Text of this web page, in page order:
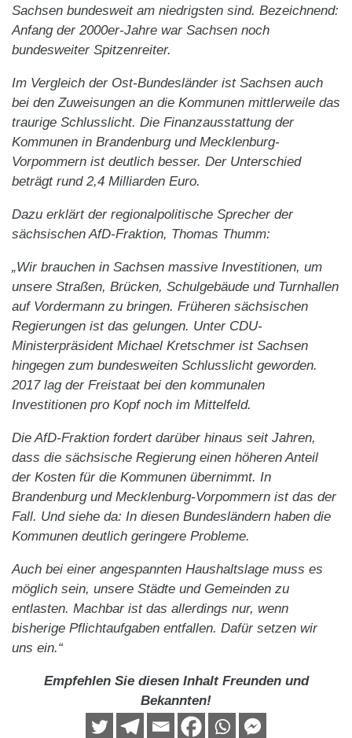
Sachsen bundesweit am niedrigsten sind. Bezeichnend:
Anfang der 2000er-Jahre war Sachsen noch
bundesweiter Spitzenreiter.
Im Vergleich der Ost-Bundesländer ist Sachsen auch
bei den Zuweisungen an die Kommunen mittlerweile das
traurige Schlusslicht. Die Finanzausstattung der
Kommunen in Brandenburg und Mecklenburg-
Vorpommern ist deutlich besser. Der Unterschied
beträgt rund 2,4 Milliarden Euro.
Dazu erklärt der regionalpolitische Sprecher der
sächsischen AfD-Fraktion, Thomas Thumm:
„Wir brauchen in Sachsen massive Investitionen, um
unsere Straßen, Brücken, Schulgebäude und Turnhallen
auf Vordermann zu bringen. Früheren sächsischen
Regierungen ist das gelungen. Unter CDU-
Ministerpräsident Michael Kretschmer ist Sachsen
hingegen zum bundesweiten Schlusslicht geworden.
2017 lag der Freistaat bei den kommunalen
Investitionen pro Kopf noch im Mittelfeld.
Die AfD-Fraktion fordert darüber hinaus seit Jahren,
dass die sächsische Regierung einen höheren Anteil
der Kosten für die Kommunen übernimmt. In
Brandenburg und Mecklenburg-Vorpommern ist das der
Fall. Und siehe da: In diesen Bundesländern haben die
Kommunen deutlich geringere Probleme.
Auch bei einer angespannten Haushaltslage muss es
möglich sein, unsere Städte und Gemeinden zu
entlasten. Machbar ist das allerdings nur, wenn
bisherige Pflichtaufgaben entfallen. Dafür setzen wir
uns ein.“
Empfehlen Sie diesen Inhalt Freunden und
Bekannten!